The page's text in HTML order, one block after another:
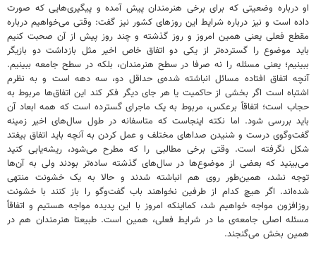
او درباره وضعیتی که برای برخی هنرمندان پیش آمده و پیگیری‌هایی که صورت
داده است و نیز درباره شرایط این روزهای کشور نیز گفت:‌ وقتی می‌خواهیم درباره
مقطع فعلی یعنی همین امروز و روز گذشته و چند روز پیش از آن صحبت کنیم
باید موضوع را گسترده‌تر از یکی دو اتفاق خاص اخیر مثل بازداشت دو بازیگر
ببینیم؛ یعنی مسئله را نه صرفا در سطح هنرمندان، بلکه در سطح جامعه ببینیم.
آنچه اتفاق افتاده مسائل انباشته شده‌ی حداقل دو، سه دهه‌ است و به نظرم
اشتباه است اگر بخشی از حاکمیت یا هر جای دیگر فکر کند این اتفاق‌ها مربوط به
حجاب است؛ اتفاقاً برعکس، مربوط به یک ماجرای گسترده‌ است که همه ابعاد آن
باید بررسی شود. اما نکته اینجاست که متاسفانه در طول سال‌های اخیر زمینه
گفت‌وگوی درست و شنیدن صداهای مختلف و عمل کردن به آنچه باید اتفاق بیفتد
شکل نگرفته است. وقتی برخی مطالبی را که مطرح می‌شود، ریشه‌یابی کنید
می‌بینید که بعضی از موضوع‌ها در سال‌های گذشته ساده‌تر بودند ولی به آن‌ها
توجه نشد، همین‌طور روی هم انباشته شدند و حالا به یک خشونت منتهی
شده‌اند. اگر هیچ کدام از طرفین نخواهند باب گفت‌وگو را باز کنند با خشونت
روزافزون مواجه خواهیم شد، کمااینکه امروز با این پدیده مواجه هستیم و اتفاقاً
مسئله اصلی جامعه‌ی ما در شرایط فعلی، همین است. طبیعتا هنرمندان هم در
همین بخش می‌گنجند.